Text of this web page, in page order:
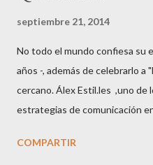
septiembre 21, 2014
No todo el mundo confiesa su
años -, además de celebrarlo a
cercano. Álex Estil.les ,uno de
estrategias de comunicación
colaboradores y amigos que a
COMPARTIR